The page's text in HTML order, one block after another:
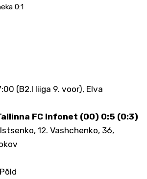
0:1
(B2.I liiga 9. voor), Elva
FC Infonet (00) 0:5 (0:3)
12. Vashchenko, 36,